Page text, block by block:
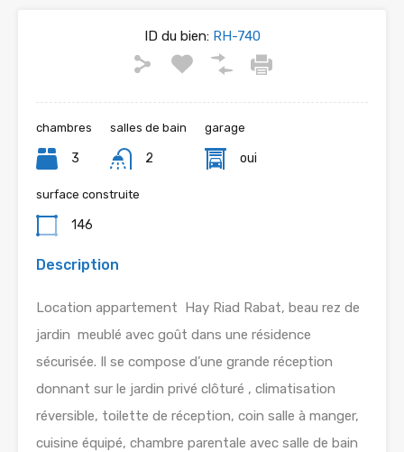
ID du bien:RH-740
chambres
3
salles de bain
2
garage
oui
surface construite
146
Description
Location appartement Hay Riad Rabat, beau rez de
jardin meublé avec goût dans une résidence
sécurisée. Il se compose d’une grande réception
donnant sur le jardin privé clôturé , climatisation
réversible, toilette de réception, coin salle à manger,
cuisine équipé, chambre parentale avec salle de bain